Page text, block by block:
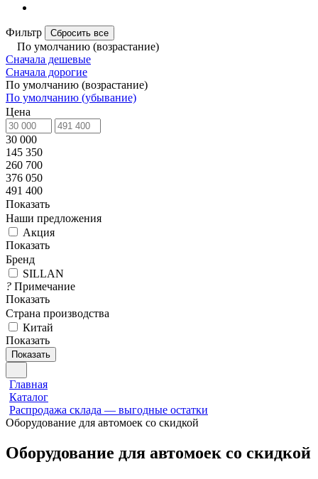
Фильтр Сбросить все
По умолчанию (возрастание)
Сначала дешевые
Сначала дорогие
По умолчанию (возрастание)
По умолчанию (убывание)
Цена
30 000
145 350
260 700
376 050
491 400
Показать
Наши предложения
Акция
Показать
Бренд
SILLAN
? Примечание
Показать
Страна производства
Китай
Показать
Показать
Главная
Каталог
Распродажа склада — выгодные остатки
Оборудование для автомоек со скидкой
Оборудование для автомоек со скидкой